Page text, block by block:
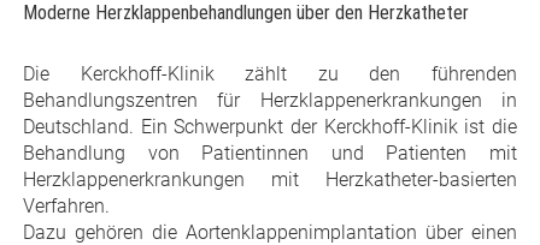
Moderne Herzklappenbehandlungen über den Herzkatheter
Die Kerckhoff-Klinik zählt zu den führenden
Behandlungszentren für Herzklappenerkrankungen in
Deutschland. Ein Schwerpunkt der Kerckhoff-Klinik ist die
Behandlung von Patientinnen und Patienten mit
Herzklappenerkrankungen mit Herzkatheter-basierten
Verfahren.
Dazu gehören die Aortenklappenimplantation über einen